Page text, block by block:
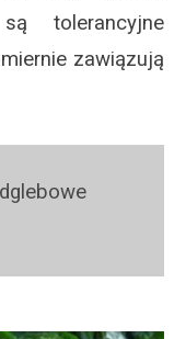
tolerancyjne
zawiązują